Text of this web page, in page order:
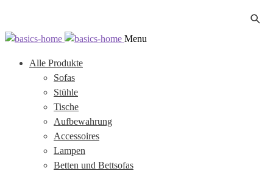
Zur
springen
Zum
springen
Menu
Alle Produkte
Sofas
Stühle
Tische
Aufbewahrung
Accessoires
Lampen
Betten und Bettsofas